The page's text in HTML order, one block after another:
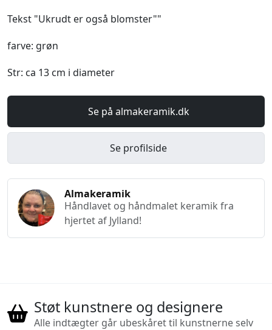
Tekst "Ukrudt er også blomster""
farve: grøn
Str: ca 13 cm i diameter
Se på almakeramik.dk
Se profilside
Almakeramik
Håndlavet og håndmalet keramik fra
hjertet af Jylland!
Støt kunstnere og designere
Alle indtægter går ubeskåret til kunstnerne selv